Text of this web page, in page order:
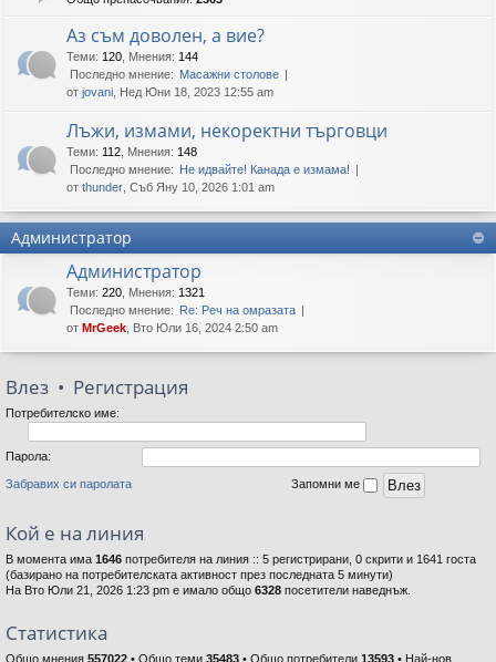
Аз съм доволен, а вие?
Теми: 120 Мнения: 144
Последно мнение: Масажни столове
от jovani , Нед Юни 18, 2023 12:55 am
Лъжи, измами, некоректни търговци
Теми: 112 Мнения: 148
Последно мнение: Не идвайте! Канада е измама!
от thunder , Съб Яну 10, 2026 1:01 am
Администратор
Администратор
Теми: 220 Мнения: 1321
Последно мнение: Re: Реч на омразата
от MrGeek , Вто Юли 16, 2024 2:50 am
Влез • Регистрация
Потребителско име:
Парола:
Забравих си паролата Запомни ме
Кой е на линия
В момента има 1646 потребителя на линия :: 5 регистрирани, 0 скрити и 1641 госта
(базирано на потребителската активност през последната 5 минути)
На Вто Юли 21, 2026 1:23 pm е имало общо 6328 посетители наведнъж.
Статистика
Общо мнения 557022 • Общо теми 35483 • Общо потребители 13593 • Най-нов